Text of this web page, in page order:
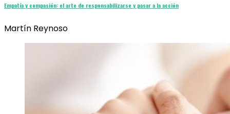
Empatía y compasión: el arte de responsabilizarse y pasar a la acción
Martín Reynoso